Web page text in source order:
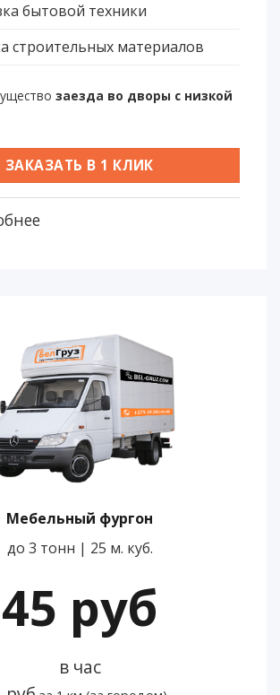
бытовой техники
строительных материалов
заезда во дворы с низкой
ЗАКАЗАТЬ В 1 КЛИК
Мебельный фургон
до 3 тонн | 25 м. куб.
45 руб
в час